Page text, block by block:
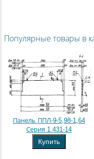
Популярные товары в
Панель ППЛ-9-5,98-1,64
Серия 1.431-14
Купить